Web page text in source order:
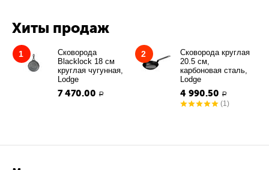
Хиты продаж
1
Сковорода
Blacklock 18 см
круглая чугунная,
Lodge
7 470.00 Р
2
Сковорода круглая
20.5 см,
карбоновая сталь,
Lodge
4 990.50 Р
(1)